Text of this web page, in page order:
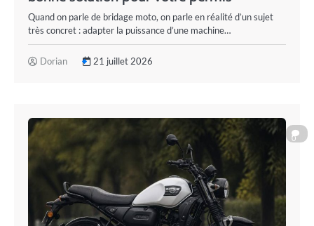
Quand on parle de bridage moto, on parle en réalité d’un sujet
très concret : adapter la puissance d’une machine…
Dorian 21 juillet 2026
0